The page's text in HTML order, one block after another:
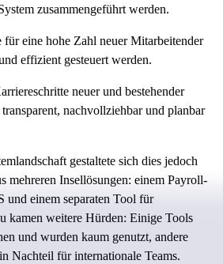
zusammengeführt werden.
für eine hohe Zahl neuer Mitarbeitender
effizient gesteuert werden.
neuer und bestehender
nachvollziehbar und planbar
gestaltete sich dies jedoch
mehreren Insellösungen: einem Payroll-
und einem separaten Tool für
kamen weitere Hürden: Einige Tools
und wurden kaum genutzt, andere
Nachteil für internationale Teams.